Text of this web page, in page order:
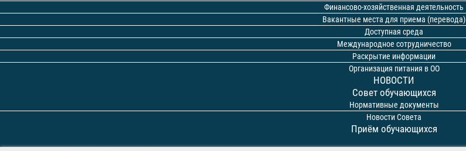
Финансово-хозяйственная деятельность
Вакантные места для приема (перевода)
Доступная среда
Международное сотрудничество
Раскрытие информации
Организация питания в ОО
НОВОСТИ
Совет обучающихся
Нормативные документы
Новости Совета
Приём обучающихся